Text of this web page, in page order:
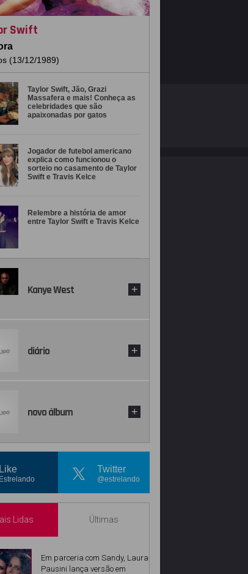
Swift
(13/12/1989)
Taylor Swift, Jão, Grazi
Massafera e mais! Conheça as
celebridades que são
apaixonadas por gatos
Jogador de futebol americano
explica como funcionou o
sorteio no casamento de Taylor
Swift e Travis Kelce
Relembre a história de amor
entre Taylor Swift e Travis Kelce
Kanye West +
diário +
novo álbum +
Like
Estrelando
Twitter
@estrelando
Lidas Últimas
Em parceria com Sandy, Laura
Pausini lança versão em
POLÍTICA DE PRIVACIDADE